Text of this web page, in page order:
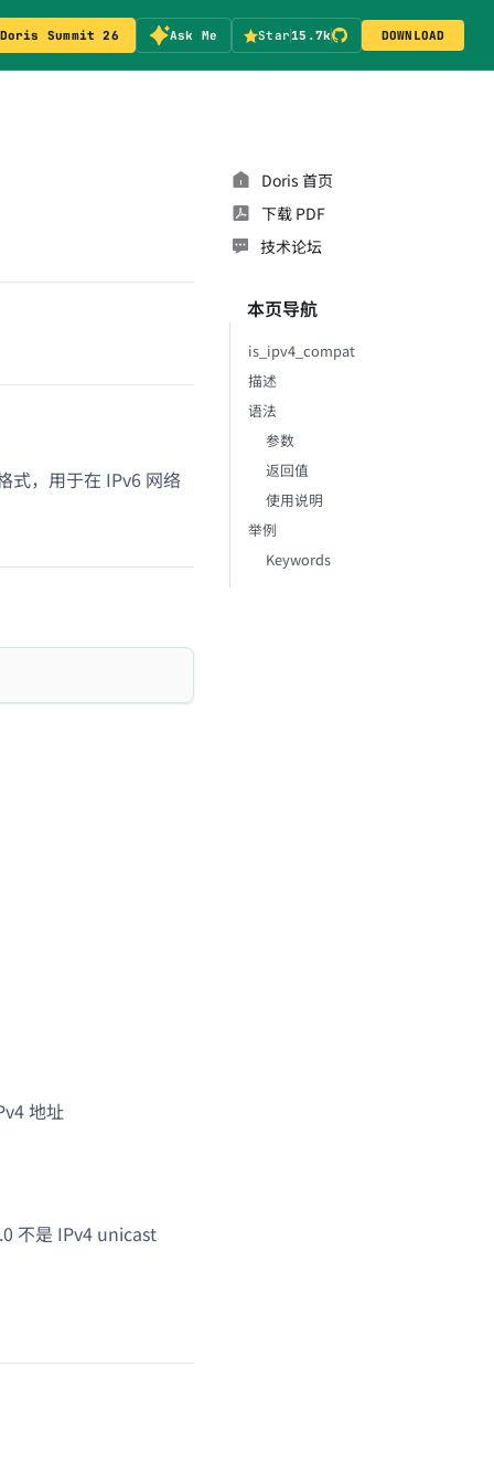
Doris Summit 26 Ask Me Star15.7k DOWNLOAD
式，用于在 IPv6 网络
地址
不是 IPv4 unicast
Doris 首页
下载 PDF
技术论坛
本页导航
is_ipv4_compat
描述
语法
参数
返回值
使用说明
举例
Keywords